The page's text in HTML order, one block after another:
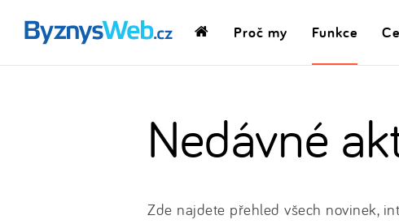
DomovskáProč my Funkce
Nedávné
Zde najdete přehled všech novinek,